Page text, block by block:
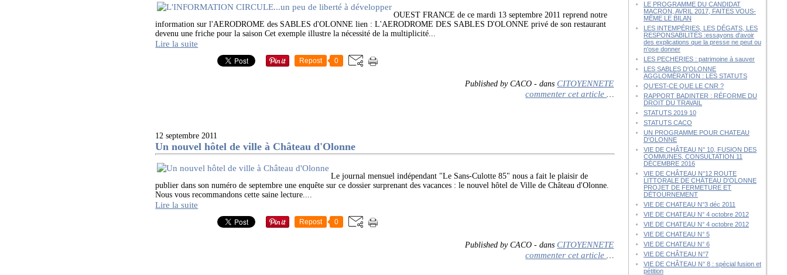
OUEST FRANCE de ce mardi 13 septembre 2011 reprend notre
information sur l'AERODROME des SABLES d'OLONNE lien : L'AERODROME DES SABLES D'OLONNE privé de son restaurant
devenu une friche pour la saison Cet exemple illustre la nécessité de la multiplicité...
Lire la suite
Repost 0
Published by CACO - dans CITOYENNETE
commenter cet article …
12 septembre 2011
Un nouvel hôtel de ville à Château d'Olonne
Le journal mensuel indépendant "Le Sans-Culotte 85" nous a fait le plaisir de
publier dans son numéro de septembre une enquête sur ce dossier surprenant des vacances : le nouvel hôtel de Ville de Château d'Olonne.
Nous vous recommandons cette saine lecture....
Lire la suite
Repost 0
Published by CACO - dans CITOYENNETE
commenter cet article …
LE PROGRAMME DU CANDIDAT
MACRON, AVRIL 2017, FAITES VOUS-
MÊME LE BILAN
LES INTEMPÉRIES, LES DÉGATS, LES
RESPONSABILITÉS :essayons d'avoir
des explications que la presse ne peut ou
n'ose donner
LES PECHERIES : patrimoine à sauver
LES SABLES D'OLONNE
AGGLOMÉRATION : LES STATUTS
QU’EST-CE QUE LE CNR ?
RAPPORT BADINTER : RÉFORME DU
DROIT DU TRAVAIL
STATUTS 2019 10
STATUTS CACO
UN PROGRAMME POUR CHATEAU
D'OLONNE
VIE DE CHÂTEAU N° 10, FUSION DES
COMMUNES, CONSULTATION 11
DÉCEMBRE 2016
VIE DE CHÂTEAU N°12 ROUTE
LITTORALE DE CHÂTEAU D'OLONNE
PROJET DE FERMETURE ET
DÉTOURNEMENT
VIE DE CHATEAU N°3 déc 2011
VIE DE CHATEAU N° 4 octobre 2012
VIE DE CHATEAU N° 4 octobre 2012
VIE DE CHATEAU N° 5
VIE DE CHATEAU N° 6
VIE DE CHÂTEAU N°7
VIE DE CHÂTEAU N° 8 : spécial fusion et
pétition